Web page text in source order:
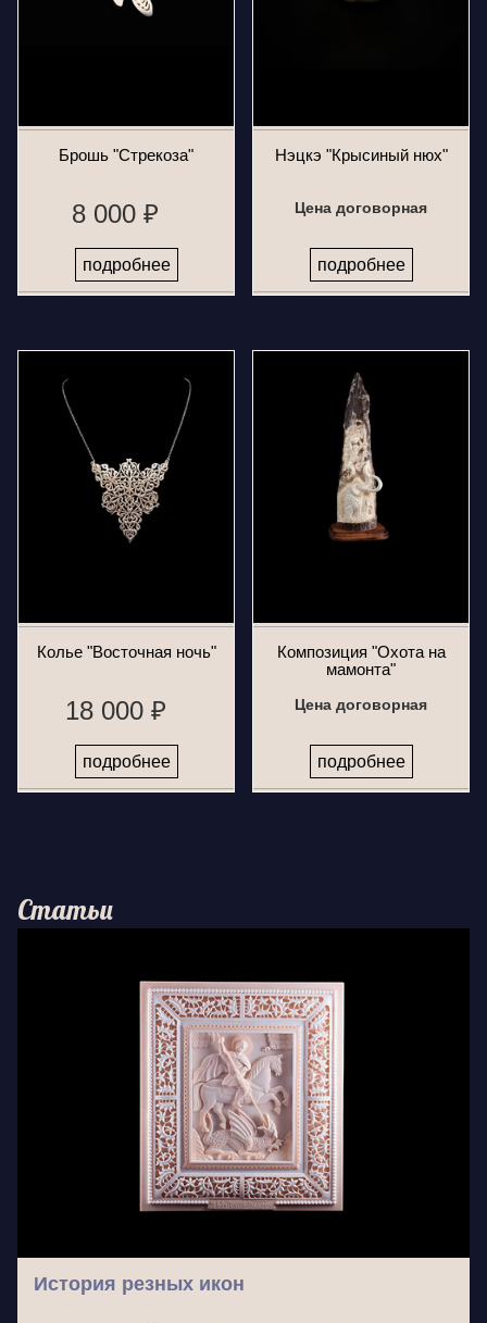
Брошь "Стрекоза"
8 000 ₽
подробнее
Нэцкэ "Крысиный нюх"
Цена договорная
подробнее
Колье "Восточная ночь"
18 000 ₽
подробнее
Композиция "Охота на
мамонта"
Цена договорная
подробнее
Статьи
История резных икон